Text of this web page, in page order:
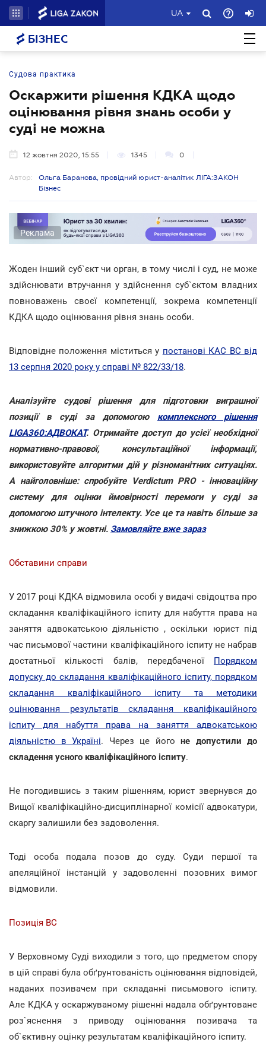
UA
БІЗНЕС
Судова практика
Оскаржити рішення КДКА щодо
оцінювання рівня знань особи у
суді не можна
12 жовтня 2020, 15:55 1345 0
Автор:
Ольга Баранова, провідний юрист-аналітик ЛІГА:ЗАКОН
Бізнес
Реклама
Жоден інший суб`єкт чи орган, в тому числі і суд, не може
здійснювати втручання у здійснення суб`єктом владних
повноважень своєї компетенції, зокрема компетенції
КДКА щодо оцінювання рівня знань особи.
Відповідне положення міститься у постанові КАС ВС від
13 серпня 2020 року у справі № 822/33/18.
Аналізуйте судові рішення для підготовки виграшної
позиції в суді за допомогою комплексного рішення
LIGA360:АДВОКАТ. Отримайте доступ до усієї необхідної
нормативно-правової, консультаційної інформації,
використовуйте алгоритми дій у різноманітних ситуаціях.
А найголовніше: спробуйте Verdictum PRO - інноваційну
систему для оцінки ймовірності перемоги у суді за
допомогою штучного інтелекту. Усе це та навіть більше за
знижкою 30% у жовтні. Замовляйте вже зараз
Обставини справи
У 2017 році КДКА відмовила особі у видачі свідоцтва про
складання кваліфікаційного іспиту для набуття права на
заняття адвокатською діяльністю , оскільки юрист під
час письмової частини кваліфікаційного іспиту не набрав
достатньої кількості балів, передбаченої Порядком
допуску до складання кваліфікаційного іспиту, порядком
складання кваліфікаційного іспиту та методики
оцінювання результатів складання кваліфікаційного
іспиту для набуття права на заняття адвокатською
діяльністю в Україні. Через це його не допустили до
складення усного кваліфікаційного іспиту.
Не погодившись з таким рішенням, юрист звернувся до
Вищої кваліфікаційно-дисциплінарної комісії адвокатури,
скаргу залишили без задоволення.
Тоді особа подала позов до суду. Суди першої та
апеляційної інстанцій у задоволенні позовних вимог
відмовили.
Позиція ВС
У Верховному Суді виходили з того, що предметом спору
в цій справі була обґрунтованість оцінювання відповідей,
наданих позивачем при складанні письмового іспиту.
Але КДКА у оскаржуваному рішенні надала обґрунтоване
роз`яснення з приводу оцінювання позивача та
об`єктивну оцінку результатам кваліфікаційного іспиту.